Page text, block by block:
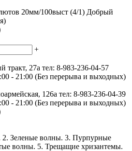
20мм/100выст (4/1) Добрый
+
тракт, 27а тел: 8-983-236-04-57
- 21:00 (Без перерыва и выходных)
126а тел: 8-983-236-04-39
- 21:00 (Без перерыва и выходных)
Зеленые волны. 3. Пурпурные
волны. 5. Трещащие хризантемы.